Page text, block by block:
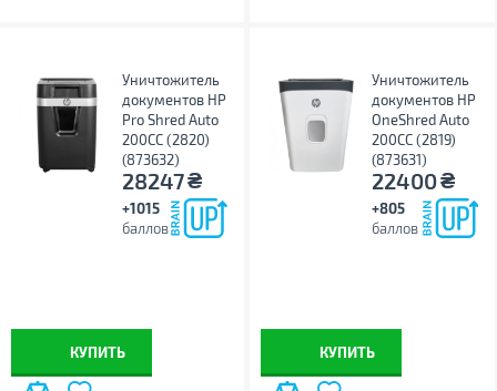
Уничтожитель
документов HP
Pro Shred Auto
200CC (2820)
(873632)
28247₴
+1015
баллов
КУПИТЬ
Уничтожитель
документов HP
OneShred Auto
200CC (2819)
(873631)
22400₴
+805
баллов
КУПИТЬ